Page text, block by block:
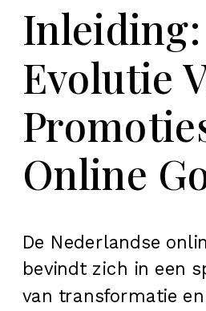
Inleiding:
Evolutie
Online
De Nederlandse
bevindt zich in een
van transformatie